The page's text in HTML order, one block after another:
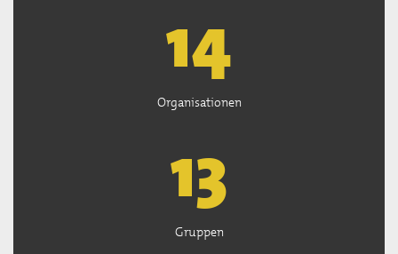
15
Organisationen
13
Gruppen